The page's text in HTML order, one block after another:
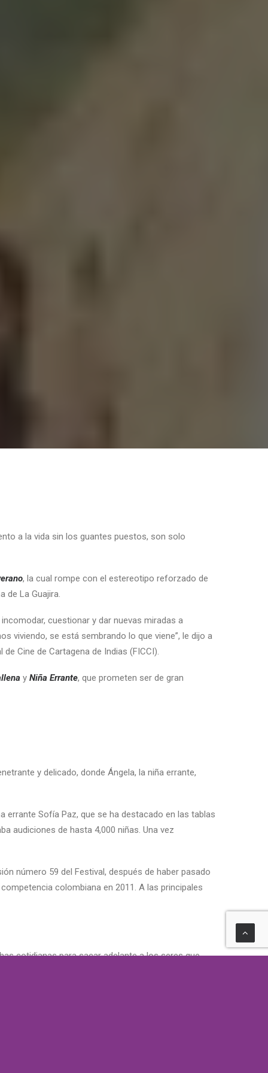
a la vida sin los guantes puestos, son solo
, la cual rompe con el estereotipo reforzado de
de La Guajira.
cuestionar y dar nuevas miradas a
viviendo, se está sembrando lo que viene”, le dijo a
Cine de Cartagena de Indias (FICCI).
y Niña Errante, que prometen ser de gran
y delicado, donde Ángela, la niña errante,
errante Sofía Paz, que se ha destacado en las tablas
audiciones de hasta 4,000 niñas. Una vez
número 59 del Festival, después de haber pasado
colombiana en 2011. A las principales
cotidianas para sacar adelante a los seres que